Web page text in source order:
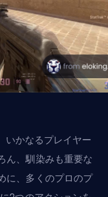
いかなるプレイヤー
ん、馴染みも重要な
に、多くのプロのプ